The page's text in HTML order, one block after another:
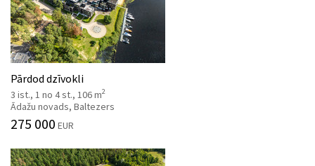
Pārdod dzīvokli
3 ist., 1 no 4 st., 106 m2
Ādažu novads, Baltezers
275 000 EUR